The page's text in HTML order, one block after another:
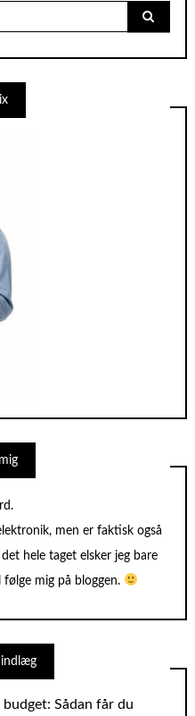
men er faktisk også
hele taget elsker jeg bare
følge mig på bloggen.
indlæg
budget: Sådan får du